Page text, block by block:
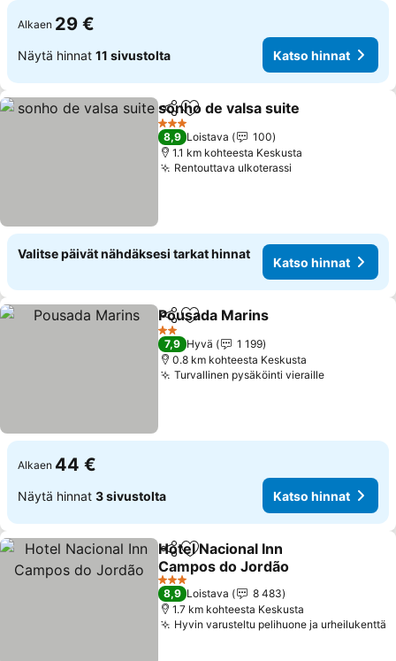
Alkaen 29 €
Näytä hinnat 11 sivustolta Katso hinnat
Jaa Lisää suosikkeihin
sonho de valsa suite
3 Tähtiluokitus
8,9 Loistava
100
1.1 km kohteesta Keskusta
Rentouttava ulkoterassi
Valitse päivät nähdäksesi tarkat hinnat
Katso hinnat
Jaa Lisää suosikkeihin
Pousada Marins
2 Tähtiluokitus
7,9 Hyvä
1 199
0.8 km kohteesta Keskusta
Turvallinen pysäköinti vieraille
Alkaen 44 €
Näytä hinnat 3 sivustolta Katso hinnat
Jaa Lisää suosikkeihin
Hotel Nacional Inn
Campos do Jordão
3 Tähtiluokitus
8,9 Loistava
8 483
1.7 km kohteesta Keskusta
Hyvin varusteltu pelihuone ja urheilukenttä